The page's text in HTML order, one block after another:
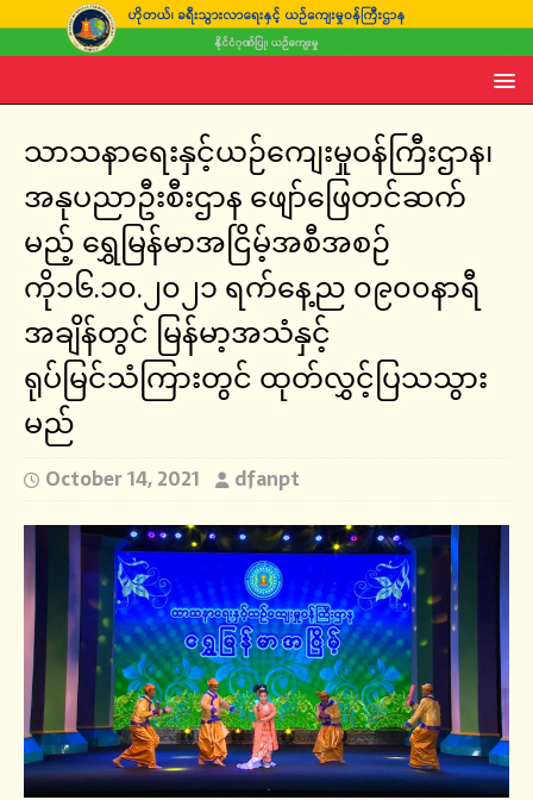
သာသနာရေးနှင့်ယဉ်ကျေးမှုဝန်ကြီးဌာန၊
အနုပညာဦးစီးဌာန ဖျော်ဖြေတင်ဆက်
မည့် ရွှေမြန်မာအငြိမ့်အစီအစဉ်
ကို၁၆.၁၀.၂၀၂၁ ရက်နေ့ည ၀၉၀၀နာရီ
အချိန်တွင် မြန်မာ့အသံနှင့်
ရုပ်မြင်သံကြားတွင် ထုတ်လွှင့်ပြသသွား
မည်
October 14, 2021 dfanpt